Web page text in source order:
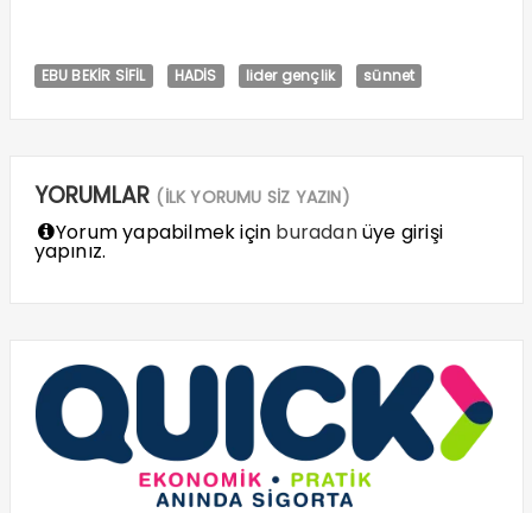
EBU BEKİR SİFİL HADİS lider gençlik sünnet
YORUMLAR (İLK YORUMU SİZ YAZIN)
Yorum yapabilmek için buradanüye girişi
yapınız.